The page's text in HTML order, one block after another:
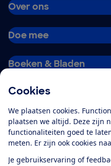
Cookies
We plaatsen cookies.
plaatsen we altijd. Deze zijn
functionaliteiten goed te
meten. Er zijn ook cookies
Je gebruikservaring of
Over ons
Doe mee
Boeken & Bladen
Alles over